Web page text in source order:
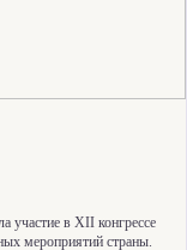
участие в XII конгрессе
мероприятий страны.